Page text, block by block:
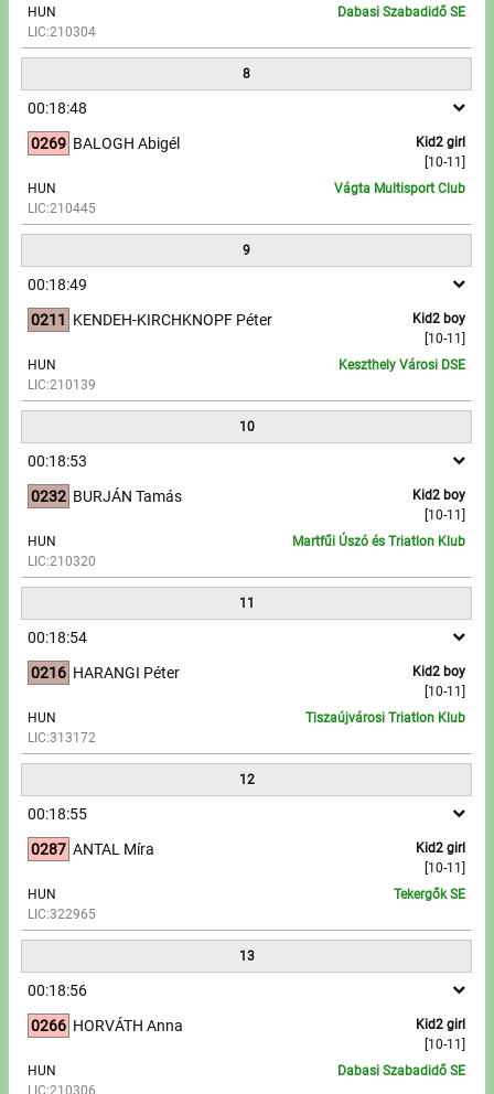
HUN
LIC:210304
Dabasi Szabadidő SE
8
00:18:48
0269
Kid2 girl
[10-11]
BALOGH Abigél
HUN
LIC:210445
Vágta Multisport Club
9
00:18:49
0211
Kid2 boy
[10-11]
KENDEH-KIRCHKNOPF Péter
HUN
LIC:210139
Keszthely Városi DSE
10
00:18:53
0232
Kid2 boy
[10-11]
BURJÁN Tamás
HUN
LIC:210320
Martfűi Úszó és Triatlon Klub
11
00:18:54
0216
Kid2 boy
[10-11]
HARANGI Péter
HUN
LIC:313172
Tiszaújvárosi Triatlon Klub
12
00:18:55
0287
Kid2 girl
[10-11]
ANTAL Míra
HUN
LIC:322965
Tekergők SE
13
00:18:56
0266
Kid2 girl
[10-11]
HORVÁTH Anna
HUN
LIC:210306
Dabasi Szabadidő SE